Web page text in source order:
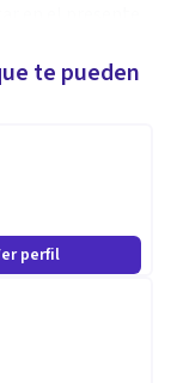
en el presente.
te pueden
perfil